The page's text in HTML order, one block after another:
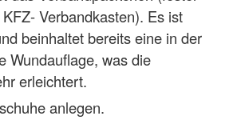
Verbandkasten). Es ist
beinhaltet bereits eine in der
Wundauflage, was die
erleichtert.
anlegen.